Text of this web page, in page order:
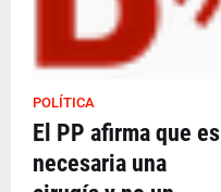
POLÍTICA
El PP afirma que es
necesaria una